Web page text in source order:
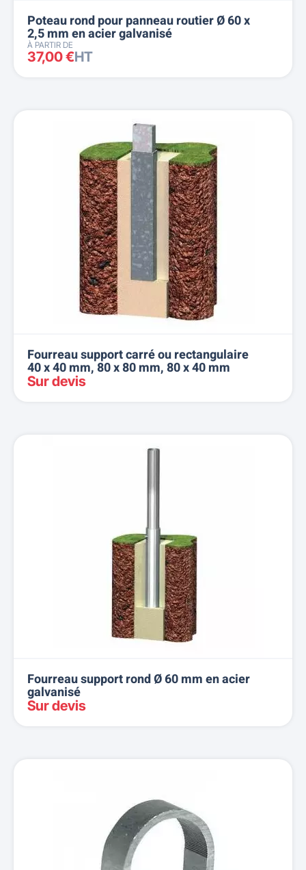
Poteau rond pour panneau routier Ø 60 x
2,5 mm en acier galvanisé
À PARTIR DE
37,00 €HT
Fourreau support carré ou rectangulaire
40 x 40 mm, 80 x 80 mm, 80 x 40 mm
Sur devis
Fourreau support rond Ø 60 mm en acier
galvanisé
Sur devis